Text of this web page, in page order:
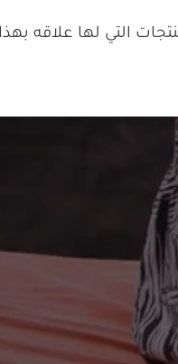
التي لها علاقه